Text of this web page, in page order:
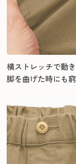
横ストレッチで動
脚を曲げた時にも